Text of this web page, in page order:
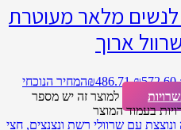
מלאר מעוטרת
ארוך
₪486.71
המחיר הנוכחי
למוצר זה יש מספר
בעמוד המוצר